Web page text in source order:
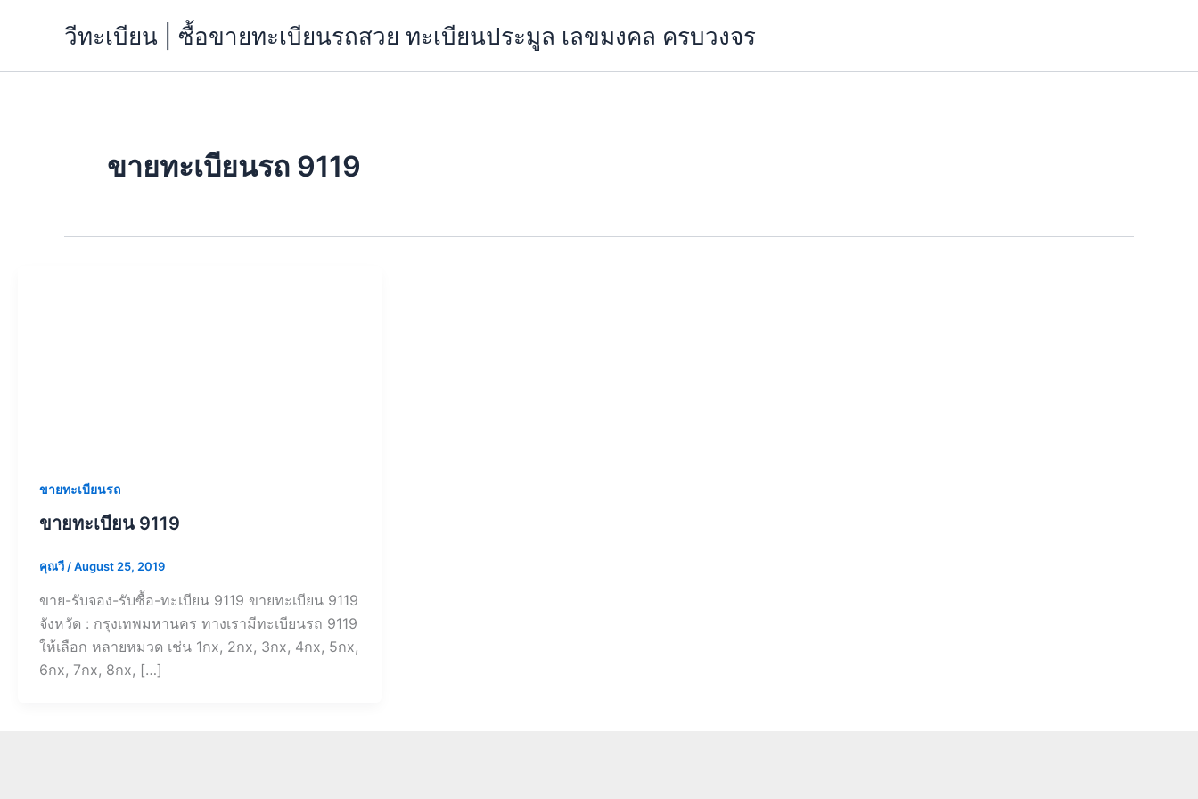
วีทะเบียน | ซื้อขายทะเบียนรถสวย ทะเบียนประมูล เลขมงคล ครบวงจร
ขายทะเบียนรถ 9119
ขายทะเบียนรถ
ขายทะเบียน 9119
คุณวี /August 25, 2019
ขาย-รับจอง-รับซื้อ-ทะเบียน 9119 ขายทะเบียน 9119
จังหวัด : กรุงเทพมหานคร ทางเรามีทะเบียนรถ 9119
ให้เลือก หลายหมวด เช่น 1กx, 2กx, 3กx, 4กx, 5กx,
6กx, 7กx, 8กx, […]